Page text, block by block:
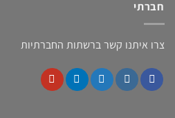
חברתי
צרו איתנו קשר ברשתות החברתיות